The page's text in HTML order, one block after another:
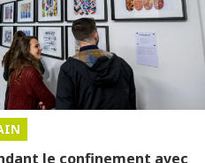
le confinement avec